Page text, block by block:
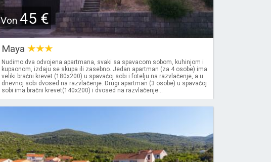
Von 45 €
Maya
Nudimo dva odvojena apartmana, svaki sa spavacom sobom, kuhinjom i
kupaonom, izdaju se skupa ili zasebno. Jedan apartman (za 4 osobe) ima
veliki bračni krevet (180x200) u spavaćoj sobi i fotelju na razvlačenje, a u
dnevnoj sobi dvosed na razvlačenje. Drugi apartman (3 osobe) u spavaćoj
sobi ima bračni krevet(140x200) i dvosed na razvlačenje...